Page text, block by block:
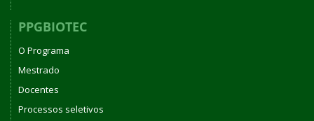
PPGBIOTEC
O Programa
Mestrado
Docentes
Processos seletivos